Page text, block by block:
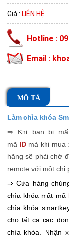
Giá : LIÊN HỆ
Hotline :
Email :
MÔ TẢ
Làm chìa khóa
⇒ Khi bạn bị
mã IDmà khi mua
hãng sẽ phải chờ
remote với một chi
⇒ Cửa hàng
chìa khóa mất mã
chìa khóa
cho tất cả các
chìa khóa. Nhận